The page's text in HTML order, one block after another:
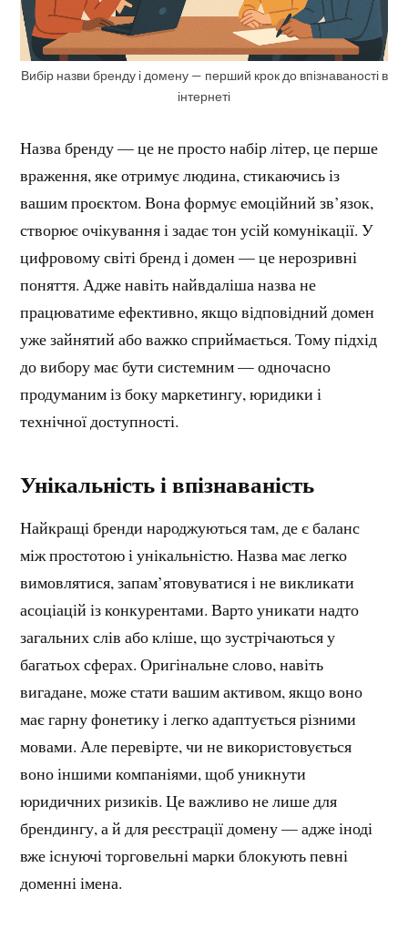
Вибір назви бренду і домену — перший крок до впізнаваності в
інтернеті
Назва бренду — це не просто набір літер, це перше
враження, яке отримує людина, стикаючись із
вашим проєктом. Вона формує емоційний зв’язок,
створює очікування і задає тон усій комунікації. У
цифровому світі бренд і домен — це нерозривні
поняття. Адже навіть найвдаліша назва не
працюватиме ефективно, якщо відповідний домен
уже зайнятий або важко сприймається. Тому підхід
до вибору має бути системним — одночасно
продуманим із боку маркетингу, юридики і
технічної доступності.
Унікальність і впізнаваність
Найкращі бренди народжуються там, де є баланс
між простотою і унікальністю. Назва має легко
вимовлятися, запам’ятовуватися і не викликати
асоціацій із конкурентами. Варто уникати надто
загальних слів або кліше, що зустрічаються у
багатьох сферах. Оригінальне слово, навіть
вигадане, може стати вашим активом, якщо воно
має гарну фонетику і легко адаптується різними
мовами. Але перевірте, чи не використовується
воно іншими компаніями, щоб уникнути
юридичних ризиків. Це важливо не лише для
брендингу, а й для реєстрації домену — адже іноді
вже існуючі торговельні марки блокують певні
доменні імена.